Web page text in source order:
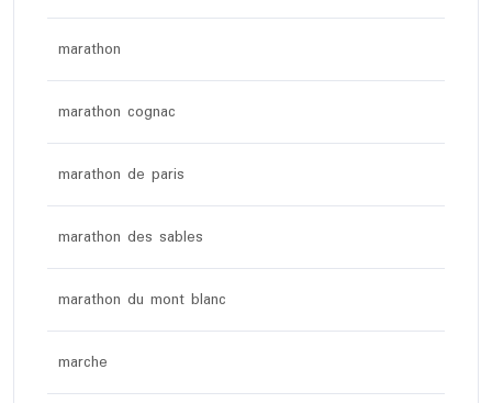
marathon
marathon cognac
marathon de paris
marathon des sables
marathon du mont blanc
marche